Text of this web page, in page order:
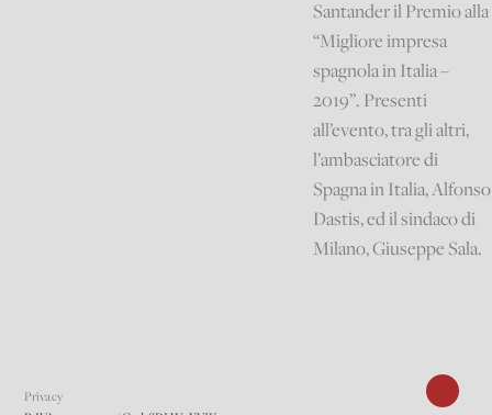
Privacy
Santander il Premio alla
“Migliore impresa
spagnola in Italia –
2019”. Presenti
all’evento, tra gli altri,
l’ambasciatore di
Spagna in Italia, Alfonso
Dastis, ed il sindaco di
Milano, Giuseppe Sala.